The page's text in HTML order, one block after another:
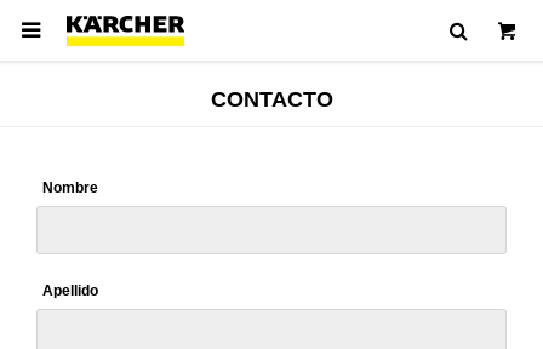

CONTACTO
Nombre
Apellido